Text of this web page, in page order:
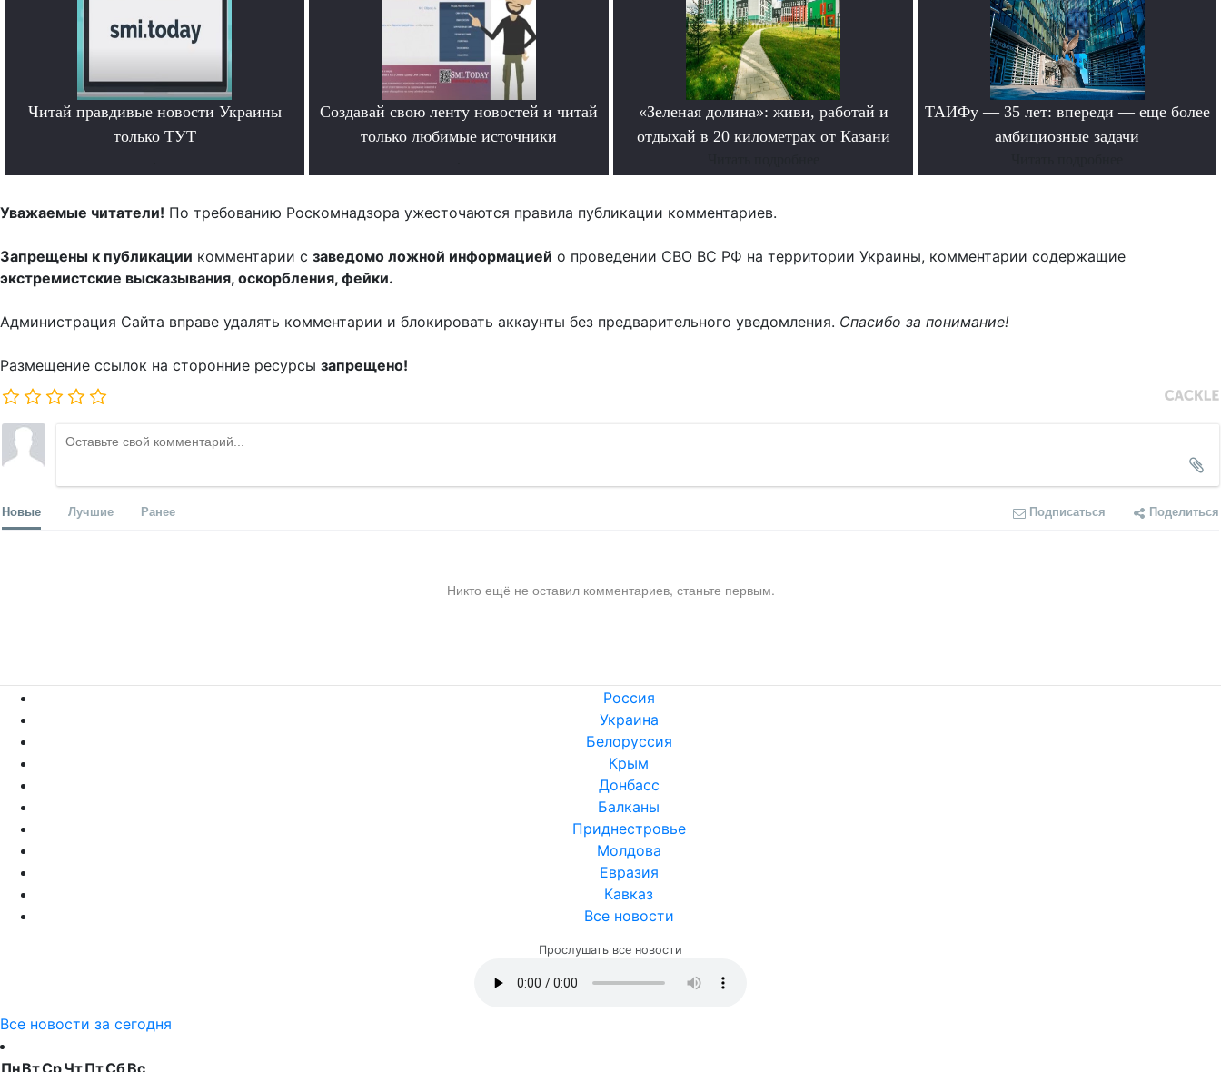
Читай правдивые новости Украины
только ТУТ
Создавай свою ленту новостей и читай
только любимые источники
«Зеленая долина»: живи, работай и
отдыхай в 20 километрах от Казани
ТАИФу — 35 лет: впереди — еще более
амбициозные задачи
Уважаемые читатели! По требованию Роскомнадзора ужесточаются правила публикации комментариев.
Запрещены к публикации комментарии с заведомо ложной информацией о проведении СВО ВС РФ на территории Украины, комментарии содержащие
экстремистские высказывания, оскорбления, фейки.
Администрация Сайта вправе удалять комментарии и блокировать аккаунты без предварительного уведомления. Спасибо за понимание!
Размещение ссылок на сторонние ресурсы запрещено!
Новые Лучшие Ранее Подписаться Поделиться
Никто ещё не оставил комментариев, станьте первым.
Россия
Украина
Белоруссия
Крым
Донбасс
Балканы
Приднестровье
Молдова
Евразия
Кавказ
Все новости
Прослушать все новости
Все новости за сегодня